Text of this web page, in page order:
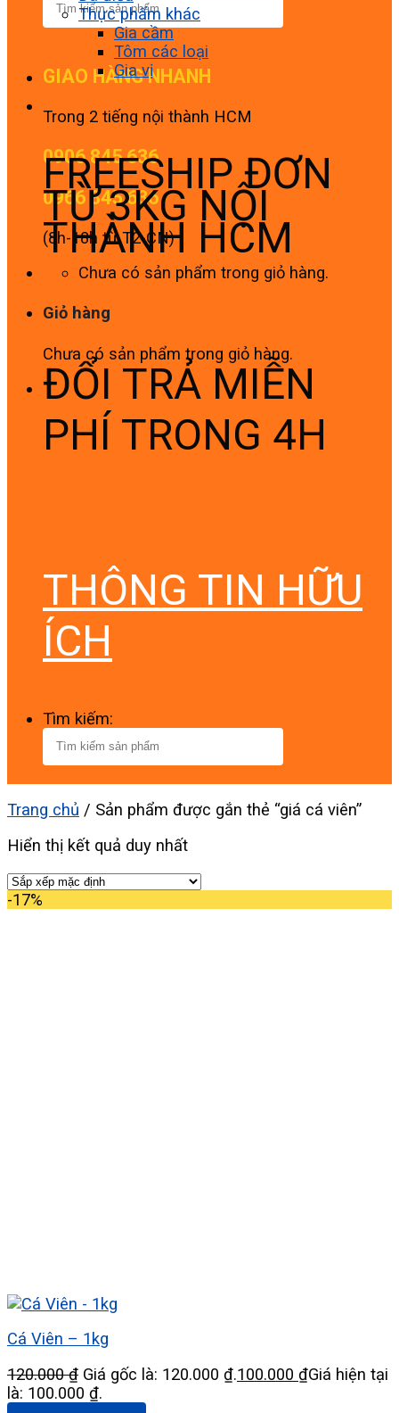
GIAO HÀNG NHANH
Trong 2 tiếng nội thành HCM
0906 845 636
0966 845 636
(8h-18h từ T2-CN)
Chưa có sản phẩm trong giỏ hàng.
Giỏ hàng
Chưa có sản phẩm trong giỏ hàng.
Thực phẩm khác
Gia cầm
Tôm các loại
Gia vị
FREESHIP ĐƠN
TỪ 3KG NỘI
THÀNH HCM
ĐỔI TRẢ MIỄN
PHÍ TRONG 4H
THÔNG TIN HỮU
ÍCH
Tìm kiếm:
Trang chủ / Sản phẩm được gắn thẻ “giá cá viên”
Hiển thị kết quả duy nhất
-17%
Cá Viên – 1kg
120.000₫ Giá gốc là: 120.000 ₫.100.000 ₫Giá hiện tại
là: 100.000 ₫.